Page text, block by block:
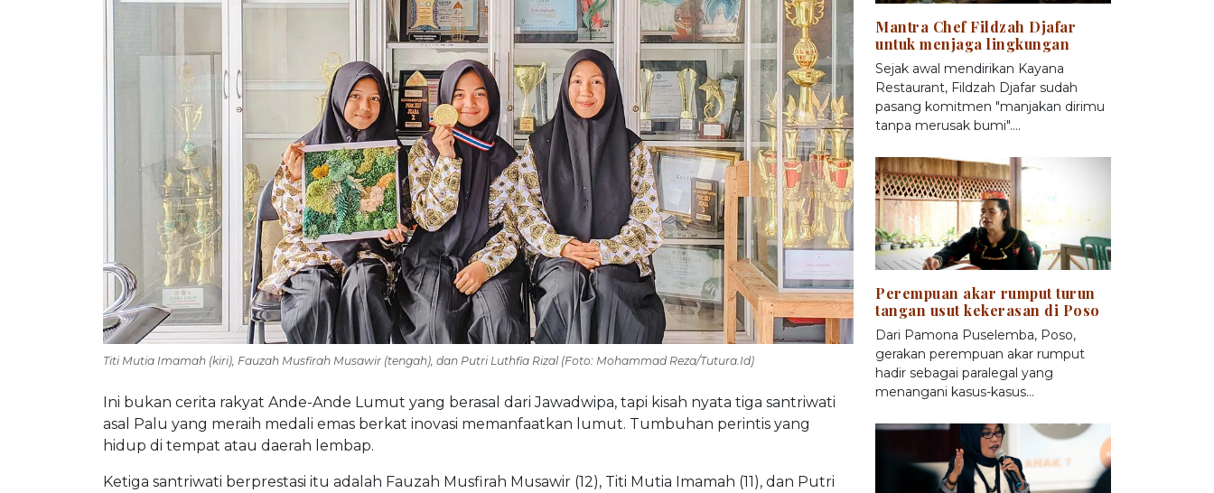
Titi Mutia Imamah (kiri), Fauzah Musfirah Musawir (tengah), dan Putri Luthfia Rizal (Foto: Mohammad Reza/Tutura.Id)
Ini bukan cerita rakyat Ande-Ande Lumut yang berasal dari Jawadwipa, tapi kisah nyata tiga santriwati
asal Palu yang meraih medali emas berkat inovasi memanfaatkan lumut. Tumbuhan perintis yang
hidup di tempat atau daerah lembap.
Ketiga santriwati berprestasi itu adalah Fauzah Musfirah Musawir (12), Titi Mutia Imamah (11), dan Putri
Mantra Chef Fildzah Djafar
untuk menjaga lingkungan
Sejak awal mendirikan Kayana
Restaurant, Fildzah Djafar sudah
pasang komitmen "manjakan dirimu
tanpa merusak bumi".…
Perempuan akar rumput turun
tangan usut kekerasan di Poso
Dari Pamona Puselemba, Poso,
gerakan perempuan akar rumput
hadir sebagai paralegal yang
menangani kasus-kasus…